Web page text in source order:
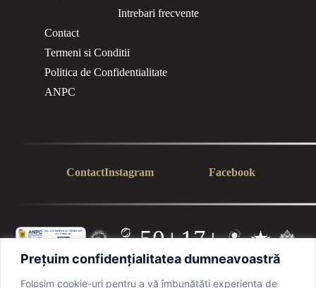
Prețuim confidențialitatea dumneavoastră
Folosim cookie-uri pentru a vă îmbunătăți experiența de
Intrebari frecvente
Contact
Termeni si Conditii
Politica de Confidentialitate
ANPC
ContactInstagram Facebook
50+
PROFE
SIONIȘ
17+
ANI DE
EXPERI